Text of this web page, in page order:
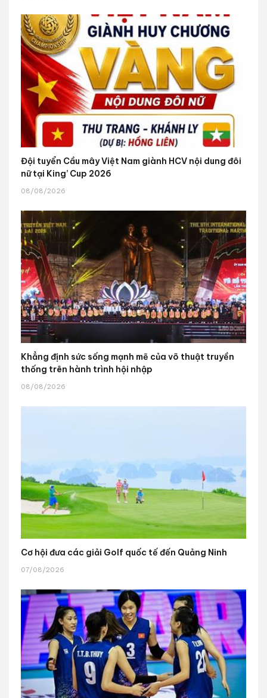
Đội tuyển Cầu mây Việt Nam giành HCV nội dung đôi
nữ tại King’ Cup 2026
08/08/2026
Khẳng định sức sống mạnh mẽ của võ thuật truyền
thống trên hành trình hội nhập
08/08/2026
Cơ hội đưa các giải Golf quốc tế đến Quảng Ninh
07/08/2026